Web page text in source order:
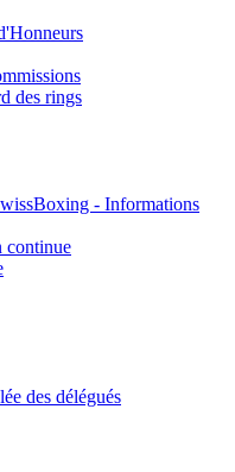
des rings
- Informations
continue
des délégués